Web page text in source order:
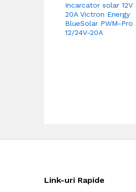
Incarcator solar 12V
20A Victron Energy
BlueSolar PWM-Pro
12/24V-20A
Link-uri Rapide